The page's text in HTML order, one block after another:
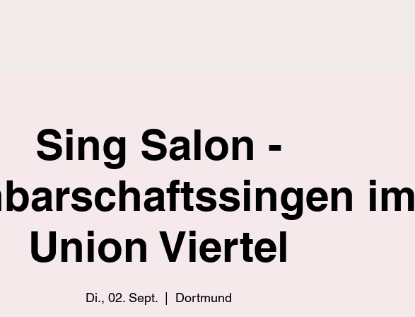
Sing Salon -
im
Union Viertel
Di., 02. Sept.
  |
Dortmund